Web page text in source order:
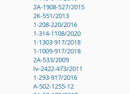
2A-1908-527/2015
2K-551/2013
1-208-220/2016
1-314-1108/2020
1-1303-917/2018
1-1009-917/2018
2A-533/2009
Iv-2422-473/2011
1-293-917/2016
A-502-1255-12